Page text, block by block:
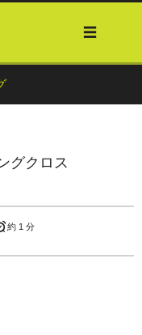
グクロス
約 1 分